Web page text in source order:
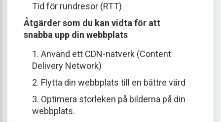
Tid för rundresor (RTT)
Åtgärder som du kan vidta för att
snabba upp din webbplats
1. Använd ett CDN-nätverk (Content
Delivery Network)
2. Flytta din webbplats till en bättre värd
3. Optimera storleken på bilderna på din
webbplats.